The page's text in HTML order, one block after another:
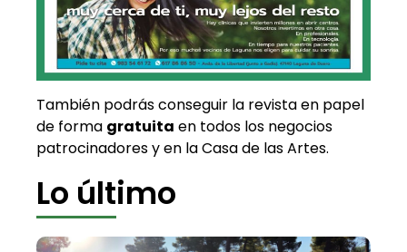
También podrás conseguir la revista en papel
de forma gratuita en todos los negocios
patrocinadores y en la Casa de las Artes.
Lo último